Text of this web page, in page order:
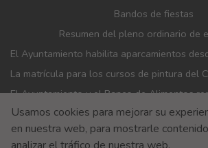
Bandos de fiestas
Resumen del pleno ordinario de
Aviso Legal
Aviso de privacidad
Usamos cookies para mejorar su
en nuestra web, para mostrarle